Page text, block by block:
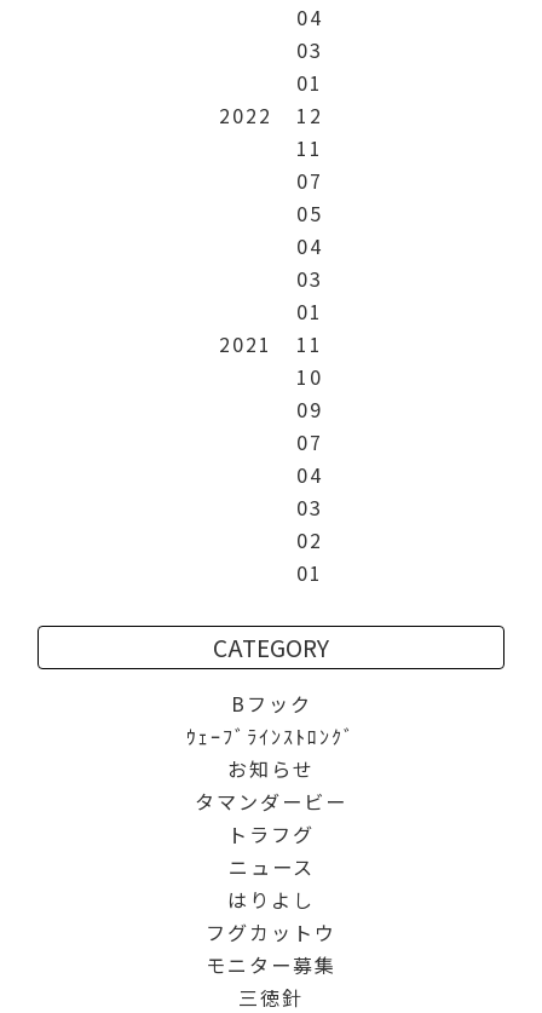
04
03
01
2022
12
11
07
05
04
03
01
2021
11
10
09
07
04
03
02
01
CATEGORY
Bフック
ｳｪｰﾌﾞﾗｲﾝｽﾄﾛﾝｸﾞ
お知らせ
タマンダービー
トラフグ
ニュース
はりよし
フグカットウ
モニター募集
三徳針